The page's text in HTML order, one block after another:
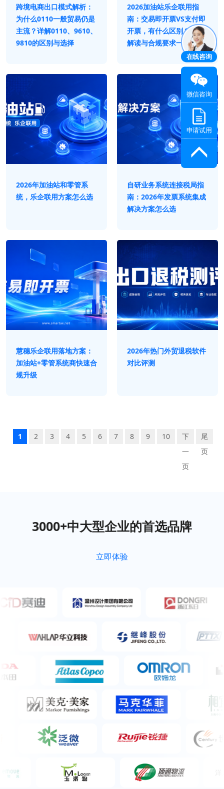
跨境电商出口模式解析：
为什么0110一般贸易仍是
主流？详解0110、9610、
9810的区别与选择
2026加油站乐企联用指
南：交易即开票VS支付即
开票，有什么区别？政策
解读与合规要求一次讲清
2026年加油站和零管系
统，乐企联用方案怎么选
自研业务系统连接税局指
南：2026年发票系统集成
解决方案怎么选
慧穗乐企联用落地方案：
加油站+零管系统商快速合
规升级
2026年热门外贸退税软件
对比评测
1 2 3 4 5 6 7 8 9 10
下
一
页
尾
页
3000+中大型企业的首选品牌
立即体验
在线咨询
微信咨询
申请试用